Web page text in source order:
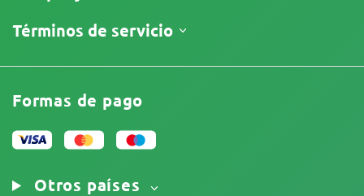
Política de devolución
¿Quiénes somos?
Comentarios
Afiliados
Nuestros autores
Mapa del sitio
Términos de servicio
Términos y Condiciones
Política de privacidad
Política de cookies
Aviso Legal
Formas de pago
Otros países